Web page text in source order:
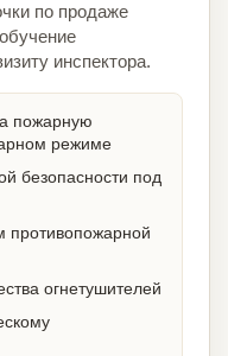
по продаже
инспектора.
пожарную
режиме
безопасности под
противопожарной
огнетушителей